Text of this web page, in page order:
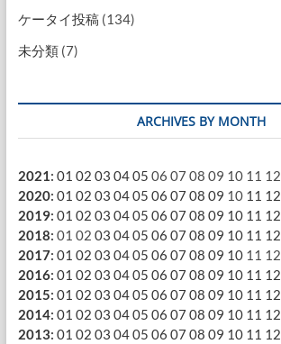
ケータイ投稿(134)
未分類(7)
ARCHIVES BY MONTH
2021: 01 02 03 0405 06 07 08 09 10 11 12
2020: 01 02 03 0405 06 07 08 09 10 11 12
2019: 01 02 03 0405 06 07 08 09 10 11 12
2018: 01 02 03 0405 06 07 08 09 10 11 12
2017: 01 02 03 0405 06 07 08 09 10 11 12
2016: 01 02 03 0405 06 07 08 09 10 11 12
2015: 01 02 03 0405 06 07 08 09 10 11 12
2014: 01 02 03 0405 06 07 08 09 10 11 12
2013: 01 02 03 0405 06 07 08 09 10 11 12